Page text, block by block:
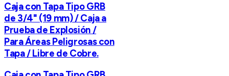
Caja con Tapa Tipo GRB
de 3/4" (19 mm) / Caja a
Prueba de Explosión /
Para Áreas Peligrosas con
Tapa / Libre de Cobre.